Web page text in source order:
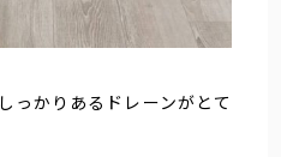
っかりあるドレーンがとて